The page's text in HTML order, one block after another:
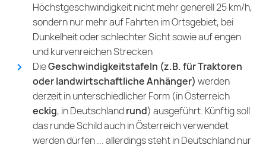
Höchstgeschwindigkeit nicht mehr generell 25 km/h,
sondern nur mehr auf Fahrten im Ortsgebiet, bei
Dunkelheit oder schlechter Sicht sowie auf engen
und kurvenreichen Strecken
DieGeschwindigkeitstafeln (z.B. für Traktoren
oder landwirtschaftliche Anhänger) werden
derzeit in unterschiedlicher Form (in Österreich
eckig, in Deutschlandrund) ausgeführt. Künftig soll
das runde Schild auch in Österreich verwendet
werden dürfen ... allerdings steht in Deutschland nur